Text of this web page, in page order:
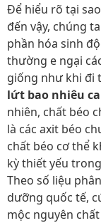
Để hiểu rõ tại sao
đến vậy, chúng
phần hóa sinh
thường e ngại
giống như khi đi
lứt bao nhiêu
nhiên, chất béo
là các axit béo
chất béo cơ thể
kỳ thiết yếu
Theo số liệu
dưỡng quốc tế,
mộc nguyên